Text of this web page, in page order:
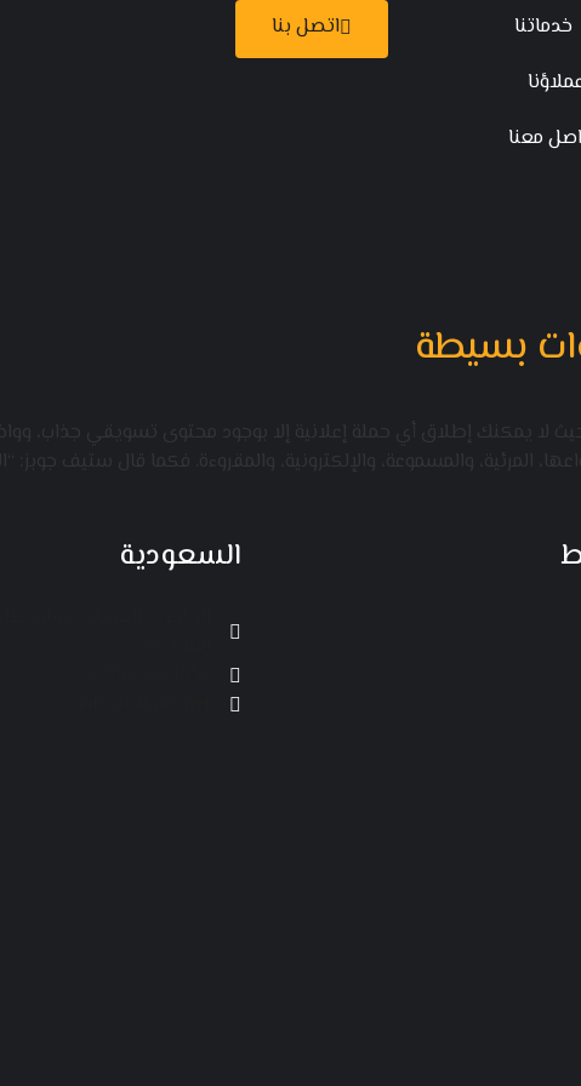
خدماتنا
معنا
اتصل بنا
بسيطة
لا يمكنك إطلاق أي حملة إعلانية إلا بوجود محتوى تسويقي جذاب،
المرئية، والمسموعة، والإلكترونية، والمقروءة. فكما قال ستيف جوبز:
السعودية